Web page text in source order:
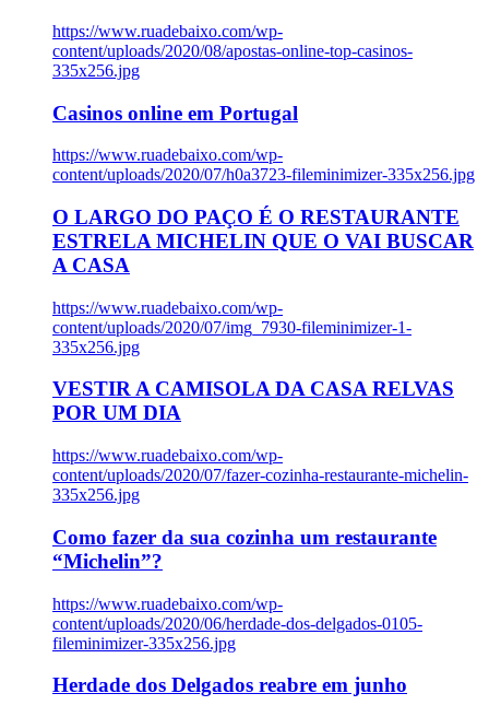
https://www.ruadebaixo.com/wp-
content/uploads/2020/08/apostas-online-top-casinos-
335x256.jpg
Casinos online em Portugal
https://www.ruadebaixo.com/wp-
content/uploads/2020/07/h0a3723-fileminimizer-335x256.jpg
O LARGO DO PAÇO É O RESTAURANTE
ESTRELA MICHELIN QUE O VAI BUSCAR
A CASA
https://www.ruadebaixo.com/wp-
content/uploads/2020/07/img_7930-fileminimizer-1-
335x256.jpg
VESTIR A CAMISOLA DA CASA RELVAS
POR UM DIA
https://www.ruadebaixo.com/wp-
content/uploads/2020/07/fazer-cozinha-restaurante-michelin-
335x256.jpg
Como fazer da sua cozinha um restaurante
“Michelin”?
https://www.ruadebaixo.com/wp-
content/uploads/2020/06/herdade-dos-delgados-0105-
fileminimizer-335x256.jpg
Herdade dos Delgados reabre em junho